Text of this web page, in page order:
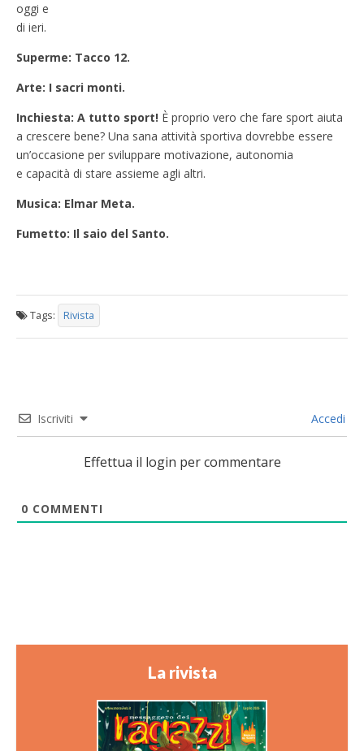
oggi e
di ieri.
Superme: Tacco 12.
Arte: I sacri monti.
Inchiesta: A tutto sport! È proprio vero che fare sport aiuta
a crescere bene? Una sana attività sportiva dovrebbe essere
un’occasione per sviluppare motivazione, autonomia
e capacità di stare assieme agli altri.
Musica: Elmar Meta.
Fumetto: Il saio del Santo.
Tags: Rivista
Iscriviti Accedi
Effettua il login per commentare
0 COMMENTI
La rivista